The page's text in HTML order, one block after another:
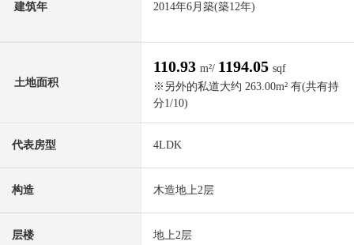
建筑年 2014年6月築(築12年)
土地面积
110.93 m²/ 1194.05 sqf
※另外的私道大约 263.00m² 有(共有持
分1/10)
代表房型 4LDK
构造 木造地上2层
层楼 地上2层